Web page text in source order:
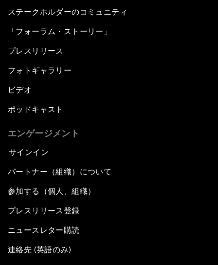
ステークホルダーのコミュニティ
「フォーラム・ストーリー」
プレスリリース
フォトギャラリー
ビデオ
ポッドキャスト
エンゲージメント
サインイン
パートナー（組織）について
参加する（個人、組織）
プレスリリース登録
ニュースレター購読
連絡先 (英語のみ)